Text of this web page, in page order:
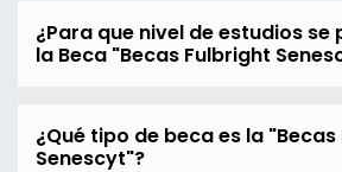
¿Para que nivel de estudios se
la Beca "Becas Fulbright
¿Qué tipo de beca es la
Senescyt"?